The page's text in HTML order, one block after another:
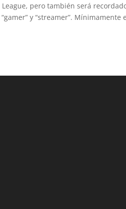
pero también será
y “streamer”. Mínimamente